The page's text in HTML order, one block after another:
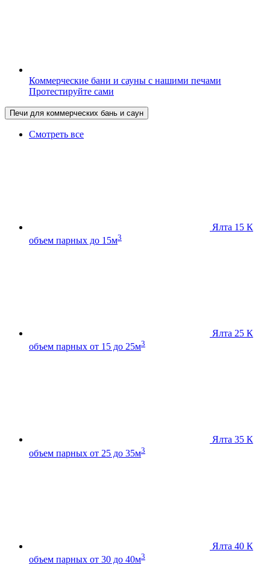
Коммерческие бани и сауны с нашими печами
Протестируйте сами
Печи для коммерческих бань и саун
Смотреть все
Ялта 15 К
объем парных до 15м3
Ялта 25 К
объем парных от 15 до 25м3
Ялта 35 К
объем парных от 25 до 35м3
Ялта 40 К
объем парных от 30 до 40м3